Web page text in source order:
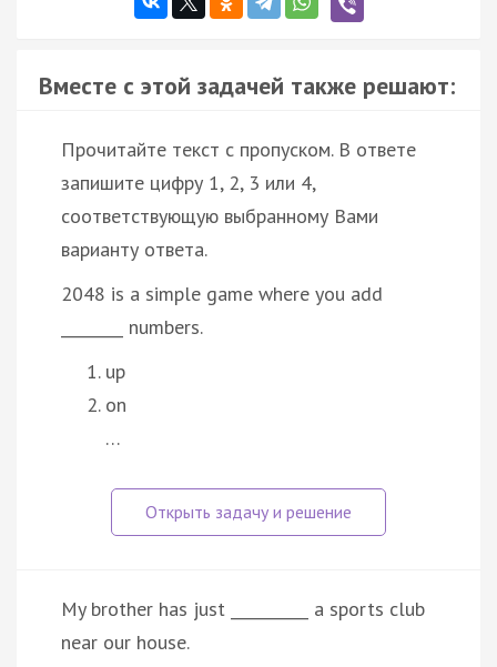
Вместе с этой задачей также решают:
Прочитайте текст с пропуском. В ответе
запишите цифру 1, 2, 3 или 4,
соответствующую выбранному Вами
варианту ответа.
2048 is a simple game where you add
________ numbers.
up
on
…
My brother has just __________ a sports club
near our house.